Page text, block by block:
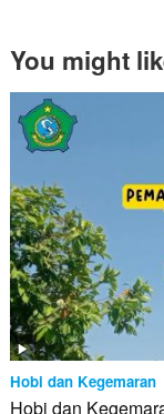
You might
Hobi dan Kegemaran